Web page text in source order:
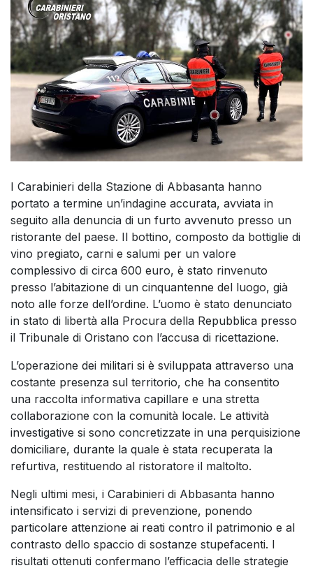
I Carabinieri della Stazione di Abbasanta hanno
portato a termine un’indagine accurata, avviata in
seguito alla denuncia di un furto avvenuto presso un
ristorante del paese. Il bottino, composto da bottiglie di
vino pregiato, carni e salumi per un valore
complessivo di circa 600 euro, è stato rinvenuto
presso l’abitazione di un cinquantenne del luogo, già
noto alle forze dell’ordine. L’uomo è stato denunciato
in stato di libertà alla Procura della Repubblica presso
il Tribunale di Oristano con l’accusa di ricettazione.
L’operazione dei militari si è sviluppata attraverso una
costante presenza sul territorio, che ha consentito
una raccolta informativa capillare e una stretta
collaborazione con la comunità locale. Le attività
investigative si sono concretizzate in una perquisizione
domiciliare, durante la quale è stata recuperata la
refurtiva, restituendo al ristoratore il maltolto.
Negli ultimi mesi, i Carabinieri di Abbasanta hanno
intensificato i servizi di prevenzione, ponendo
particolare attenzione ai reati contro il patrimonio e al
contrasto dello spaccio di sostanze stupefacenti. I
risultati ottenuti confermano l’efficacia delle strategie